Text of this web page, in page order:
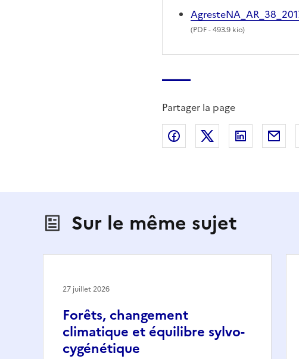
(PDF- 493.9 kio)
Partager la page
Partager sur Facebook
Partager sur X
Partager
Sur le même sujet
Forêts, changement
climatique et équilibre sylvo-
cygénétique
27 juillet 2026